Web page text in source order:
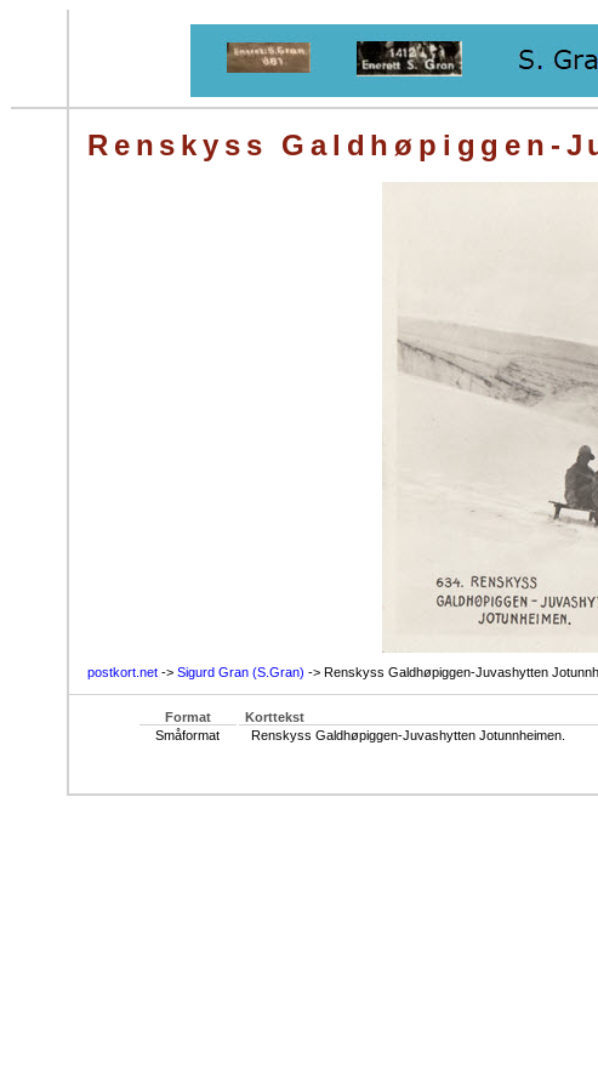
Renskyss Galdhøpiggen-
postkort.net -> Sigurd Gran (S.Gran) -> Renskyss Galdhøpiggen-Juvashytten
Format Korttekst
Småformat
Renskyss Galdhøpiggen-Juvashytten Jotunnheimen.